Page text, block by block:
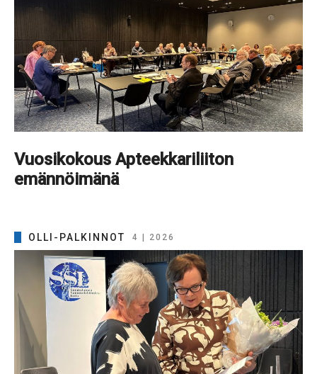
Vuosikokous Apteekkariliiton
emännöimänä
OLLI-PALKINNOT 4 | 2026